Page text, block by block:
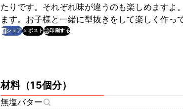
たりです。それぞれ味が違うのも楽しめますよ
ます。お子様と一緒に型抜きをして楽しく作っ
シェア ポスト 印刷する
材料（15個分）
無塩バター